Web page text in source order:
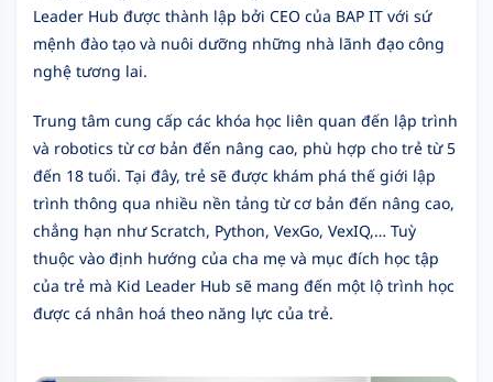
Leader Hub được thành lập bởi CEO của BAP IT với sứ
mệnh đào tạo và nuôi dưỡng những nhà lãnh đạo công
nghệ tương lai.
Trung tâm cung cấp các khóa học liên quan đến lập trình
và robotics từ cơ bản đến nâng cao, phù hợp cho trẻ từ 5
đến 18 tuổi. Tại đây, trẻ sẽ được khám phá thế giới lập
trình thông qua nhiều nền tảng từ cơ bản đến nâng cao,
chẳng hạn như Scratch, Python, VexGo, VexIQ,… Tuỳ
thuộc vào định hướng của cha mẹ và mục đích học tập
của trẻ mà Kid Leader Hub sẽ mang đến một lộ trình học
được cá nhân hoá theo năng lực của trẻ.